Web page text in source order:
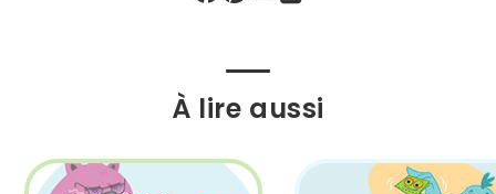
À lire aussi